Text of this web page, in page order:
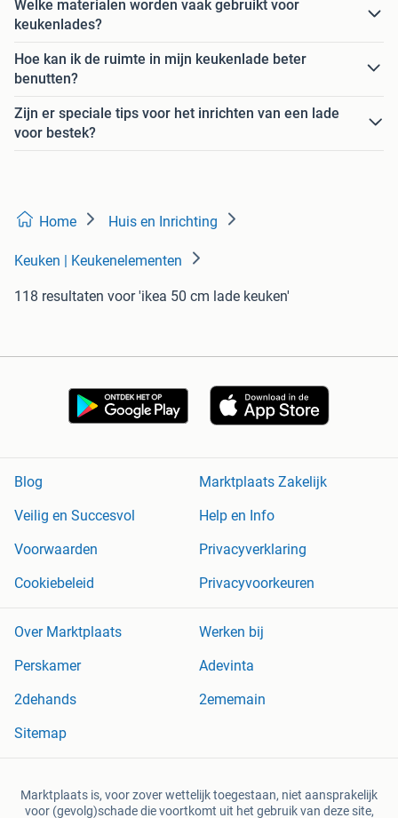
Welke materialen worden vaak gebruikt voor
keukenlades?
Hoe kan ik de ruimte in mijn keukenlade beter
benutten?
Zijn er speciale tips voor het inrichten van een lade
voor bestek?
Home Huis en Inrichting
Keuken | Keukenelementen
118 resultaten voor 'ikea 50 cm lade keuken'
Blog
Marktplaats Zakelijk
Veilig en Succesvol
Help en Info
Voorwaarden
Privacyverklaring
Cookiebeleid
Privacyvoorkeuren
Over Marktplaats
Werken bij
Perskamer
Adevinta
2dehands
2ememain
Sitemap
Marktplaats is, voor zover wettelijk toegestaan, niet aansprakelijk
voor (gevolg)schade die voortkomt uit het gebruik van deze site,